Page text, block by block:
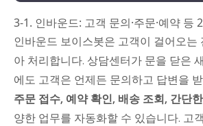
3-1. 인바운드: 고객 문의·주문·예약 등
인바운드 보이스봇은 고객이 걸어오는
아 처리합니다. 상담센터가 문을 닫은
에도 고객은 언제든 문의하고 답변을
주문 접수, 예약 확인, 배송 조회, 간단
양한 업무를 자동화할 수 있습니다. 고